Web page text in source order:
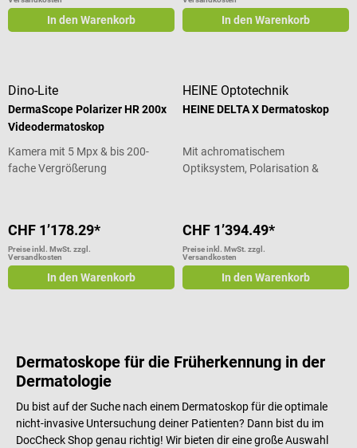
In den Warenkorb In den Warenkorb
Dino-Lite
DermaScope Polarizer HR 200x
Videodermatoskop
Kamera mit 5 Mpx & bis 200-
fache Vergrößerung
CHF 1’178.29*
Preise inkl. MwSt. zzgl.
Versandkosten
In den Warenkorb
HEINE Optotechnik
HEINE DELTA X Dermatoskop
Mit achromatischem
Optiksystem, Polarisation &
CHF 1’394.49*
Preise inkl. MwSt. zzgl.
Versandkosten
In den Warenkorb
Dermatoskope für die Früherkennung in der
Dermatologie
Du bist auf der Suche nach einem Dermatoskop für die optimale
nicht-invasive Untersuchung deiner Patienten? Dann bist du im
DocCheck Shop genau richtig! Wir bieten dir eine große Auswahl